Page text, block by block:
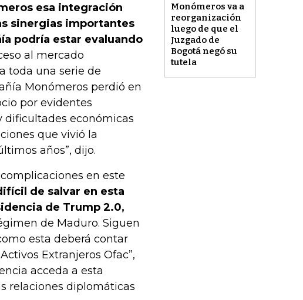
Monómeros va a
reorganización
luego de que el
Juzgado de
Bogotá negó su
tutela
esa integración
sinergias importantes
podría estar evaluando
al mercado
toda una serie de
Monómeros perdió en
por evidentes
dificultades económicas
que vivió la
años”, dijo.
en este
de salvar en esta
de Trump 2.0,
de Maduro. Siguen
esta deberá contar
Extranjeros Ofac”,
acceda a esta
relaciones diplomáticas